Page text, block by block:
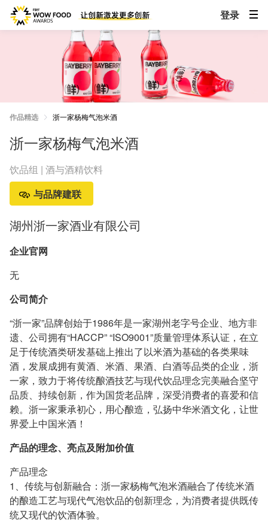
登录
作品精选 浙一家杨梅气泡米酒
浙一家杨梅气泡米酒
饮品组 | 酒与酒精饮料
与品牌建联
湖州浙一家酒业有限公司
企业官网
无
公司简介
“浙一家”品牌创始于1986年是一家湖州老字号企业、地方非
遗、公司拥有“HACCP” “ISO9001”质量管理体系认证，在立
足于传统酒类研发基础上推出了以米酒为基础的各类果味
酒，发展成拥有黄酒、米酒、果酒、白酒等品类的企业，浙
一家，致力于将传统酿酒技艺与现代饮品理念完美融合坚守
品质、持续创新，作为国货老品牌，深受消费者的喜爱和信
赖。浙一家秉承初心，用心酿造，弘扬中华米酒文化，让世
界爱上中国米酒！
产品的理念、亮点及附加价值
产品理念
1、传统与创新融合：浙一家杨梅气泡米酒融合了传统米酒
的酿造工艺与现代气泡饮品的创新理念，为消费者提供既传
统又现代的饮酒体验。